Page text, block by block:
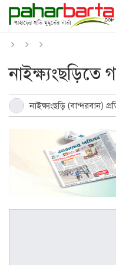
নাইক্ষ্যংছড়িতে
নাইক্ষ্যংছড়ি (বান্দরবান)